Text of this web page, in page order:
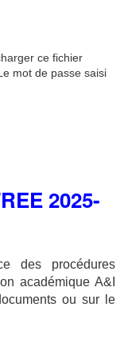
ce fichier
mot de passe saisi
2025-
des procédures
académique A&I
ou sur le